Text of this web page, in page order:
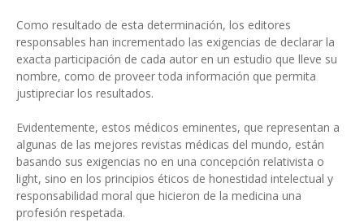
Como resultado de esta determinación, los editores
responsables han incrementado las exigencias de declarar la
exacta participación de cada autor en un estudio que lleve su
nombre, como de proveer toda información que permita
justipreciar los resultados.
Evidentemente, estos médicos eminentes, que representan a
algunas de las mejores revistas médicas del mundo, están
basando sus exigencias no en una concepción relativista o
light, sino en los principios éticos de honestidad intelectual y
responsabilidad moral que hicieron de la medicina una
profesión respetada.